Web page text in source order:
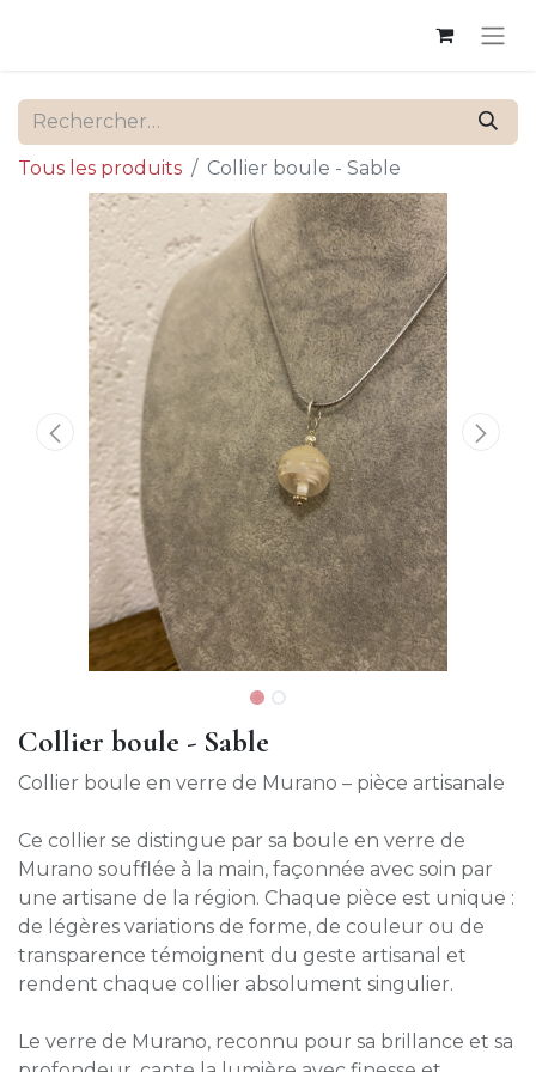
Tous les produits Collier boule - Sable
Collier boule - Sable
Collier boule en verre de Murano – pièce artisanale
Ce collier se distingue par sa boule en verre de
Murano soufflée à la main, façonnée avec soin par
une artisane de la région. Chaque pièce est unique :
de légères variations de forme, de couleur ou de
transparence témoignent du geste artisanal et
rendent chaque collier absolument singulier.
Le verre de Murano, reconnu pour sa brillance et sa